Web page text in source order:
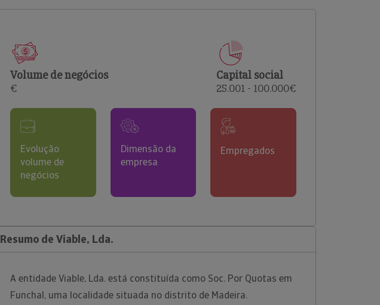
comerciais e analisar o risco de incumprimento dos
Volume de negócios
€
Capital social
25.001 - 100.000€
Evolução
volume de
negócios
Dimensão da
empresa
Empregados
Resumo de Viable, Lda.
A entidade Viable, Lda. está constituída como Soc. Por Quotas em
Funchal, uma localidade situada no distrito de Madeira.